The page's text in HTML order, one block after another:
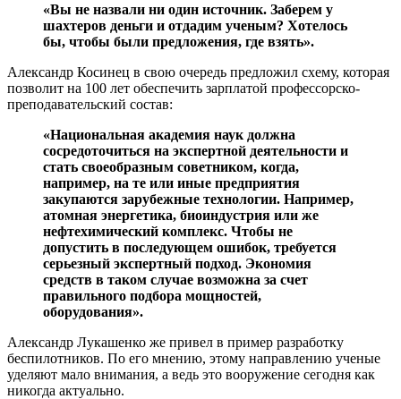
«Вы не назвали ни один источник. Заберем у
шахтеров деньги и отдадим ученым? Хотелось
бы, чтобы были предложения, где взять».
Александр Косинец в свою очередь предложил схему, которая
позволит на 100 лет обеспечить зарплатой профессорско-
преподавательский состав:
«Национальная академия наук должна
сосредоточиться на экспертной деятельности и
стать своеобразным советником, когда,
например, на те или иные предприятия
закупаются зарубежные технологии. Например,
атомная энергетика, биоиндустрия или же
нефтехимический комплекс. Чтобы не
допустить в последующем ошибок, требуется
серьезный экспертный подход. Экономия
средств в таком случае возможна за счет
правильного подбора мощностей,
оборудования».
Александр Лукашенко же привел в пример разработку
беспилотников. По его мнению, этому направлению ученые
уделяют мало внимания, а ведь это вооружение сегодня как
никогда актуально.